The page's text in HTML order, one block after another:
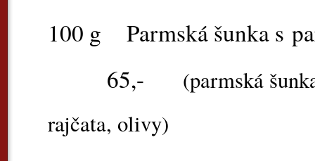
100 g
Parmská
65,-
(parmská
rajčata, olivy)